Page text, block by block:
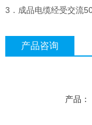
3．成品电缆经受交流
产品咨询
产品：